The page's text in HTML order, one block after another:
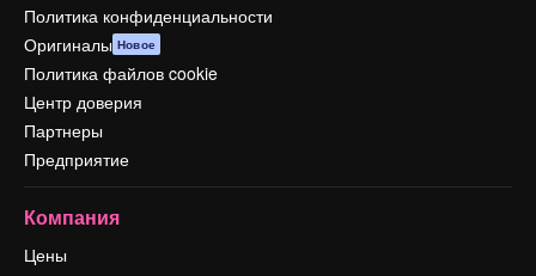
Политика конфиденциальности
Оригиналы Новое
Политика файлов cookie
Центр доверия
Партнеры
Предприятие
Компания
Цены